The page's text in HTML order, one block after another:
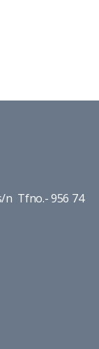
n Tfno.- 956 74